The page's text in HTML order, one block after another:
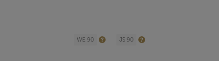
WE 90 JS 90